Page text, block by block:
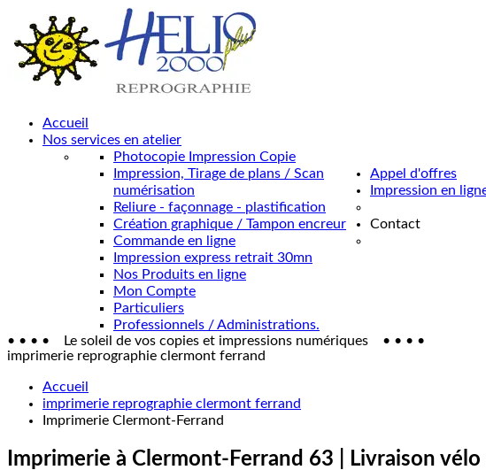
Accueil
Nos services en atelier
Photocopie Impression Copie
Impression, Tirage de plans / Scan
numérisation
Reliure - façonnage - plastification
Création graphique / Tampon encreur
Commande en ligne
Appel d'offres
Impression en
Impression express retrait 30mn
Nos Produits en ligne
Mon Compte
Contact
Particuliers
Professionnels / Administrations.
• • • • Le soleil de vos copies et impressions numériques • • • •
imprimerie reprographie clermont ferrand
Accueil
imprimerie reprographie clermont ferrand
Imprimerie Clermont-Ferrand
Imprimerie à Clermont-Ferrand 63 Livraison vélo